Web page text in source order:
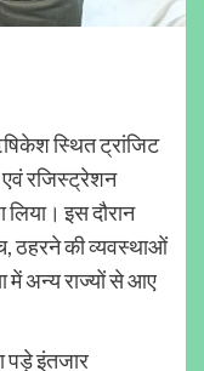
स्थित ट्रांजिट
एवं रजिस्ट्रेशन
इस दौरान
ठहरने की व्यवस्थाओं
में अन्य राज्यों से आए
पड़े इंतजार